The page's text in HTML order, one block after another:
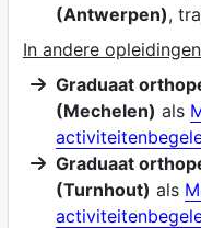
(Antwerpen),
In andere
Graduaat
(Mechelen) als
Graduaat
(Turnhout) als